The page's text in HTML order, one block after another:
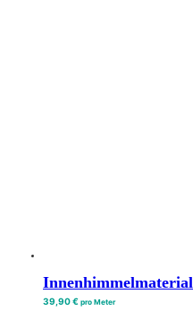
39,90€ pro Meter